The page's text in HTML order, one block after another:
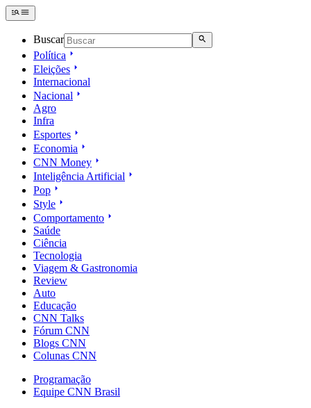
Buscar
Política
Eleições
Internacional
Nacional
Agro
Infra
Esportes
Economia
CNN Money
Inteligência Artificial
Pop
Style
Comportamento
Saúde
Ciência
Tecnologia
Viagem & Gastronomia
Review
Auto
Educação
CNN Talks
Fórum CNN
Blogs CNN
Colunas CNN
Programação
Equipe CNN Brasil